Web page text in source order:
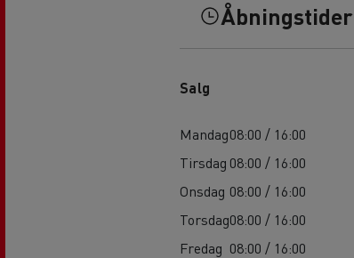
Åbningstider
Salg
Mandag08:00 / 16:00
Tirsdag 08:00 / 16:00
Onsdag 08:00 / 16:00
Torsdag08:00 / 16:00
Fredag 08:00 / 16:00